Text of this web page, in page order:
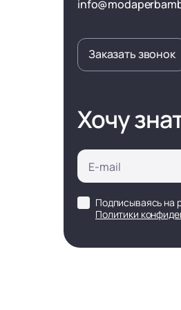
Заказать звонок
Хочу
Подписываясь на
Политики